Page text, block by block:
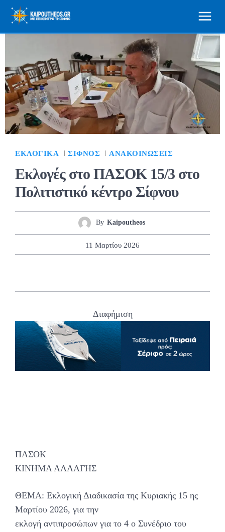
ΕΚΛΟΓΙΚΆ ΣΊΦΝΟΣ ΑΝΑΚΟΙΝΏΣΕΙΣ
Εκλογές στο ΠΑΣΟΚ 15/3 στο
Πολιτιστικό κέντρο Σίφνου
By Kaipoutheos
11 Μαρτίου 2026
Διαφήμιση
ΠΑΣΟΚ
ΚΙΝΗΜΑ ΑΛΛΑΓΗΣ
ΘΕΜΑ: Εκλογική Διαδικασία της Κυριακής 15 ης
Μαρτίου 2026, για την
εκλογή αντιπροσώπων για το 4 ο Συνέδριο του